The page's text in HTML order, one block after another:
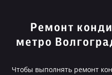
Ремонт
метро
Чтобы выполнять ремонт